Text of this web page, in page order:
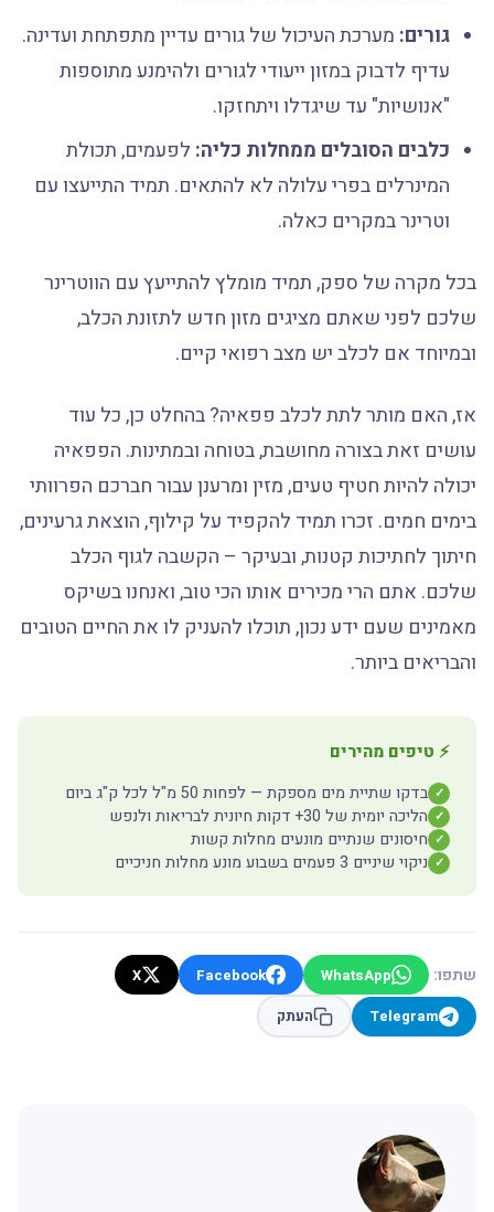
גורים:מערכת העיכול של גורים עדיין מתפתחת ועדינה.
עדיף לדבוק במזון ייעודי לגורים ולהימנע מתוספות
"אנושיות" עד שיגדלו ויתחזקו.
כלבים הסובלים ממחלות כליה:לפעמים, תכולת
המינרלים בפרי עלולה לא להתאים. תמיד התייעצו עם
וטרינר במקרים כאלה.
בכל מקרה של ספק, תמיד מומלץ להתייעץ עם הווטרינר
שלכם לפני שאתם מציגים מזון חדש לתזונת הכלב,
ובמיוחד אם לכלב יש מצב רפואי קיים.
אז, האם מותר לתת לכלב פפאיה? בהחלט כן, כל עוד
עושים זאת בצורה מחושבת, בטוחה ובמתינות. הפפאיה
יכולה להיות חטיף טעים, מזין ומרענן עבור חברכם הפרוותי
בימים חמים. זכרו תמיד להקפיד על קילוף, הוצאת גרעינים,
חיתוך לחתיכות קטנות, ובעיקר – הקשבה לגוף הכלב
שלכם. אתם הרי מכירים אותו הכי טוב, ואנחנו בשיקס
מאמינים שעם ידע נכון, תוכלו להעניק לו את החיים הטובים
והבריאים ביותר.
⚡ טיפים מהירים
✓ בדקו שתיית מים מספקת — לפחות 50 מ"ל לכל ק"ג ביום
✓ הליכה יומית של 30+ דקות חיונית לבריאות ולנפש
✓ חיסונים שנתיים מונעים מחלות קשות
✓ ניקוי שיניים 3 פעמים בשבוע מונע מחלות חניכיים
שתפו: WhatsApp
Facebook
X
Telegram
העתק